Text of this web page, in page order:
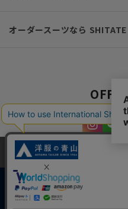
オーダースーツなら SHITATE
当サイトでは、快適な閲覧体験と
しています。閲覧を続けることで
します。詳細については